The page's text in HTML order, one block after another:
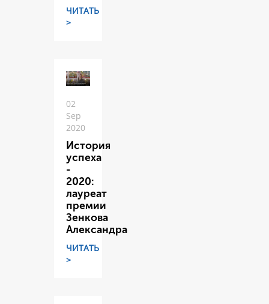
ЧИТАТЬ
>
02
Sep
2020
История
успеха
-
2020:
лауреат
премии
Зенкова
Александра
ЧИТАТЬ
>